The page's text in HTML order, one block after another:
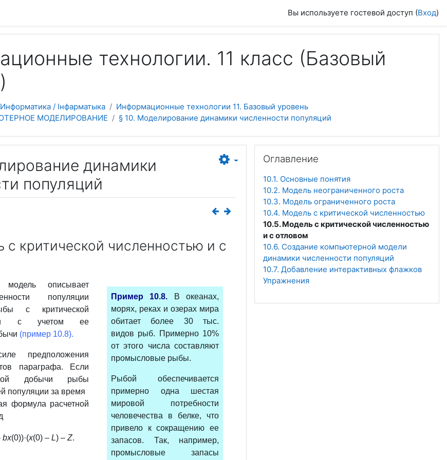
Вы используете гостевой доступ (Вход)
технологии. 11 класс (Базовый
Информатика / Інфарматыка
Информационные технологии 11. Базовый уровень
МОДЕЛИРОВАНИЕ
§ 10. Моделирование динамики численности популяций
динамики
популяций
с критической численностью и с
модель описывает
популяции
с критической
и с учетом ее
(пример 10.8).
предположения
параграфа. Если
добычи рыбы
популяции за время
формула расчетной
bx(0))·(x(0) – L) – Z.
Пример 10.8. В океанах,
морях, реках и озерах мира
обитает более 30 тыс.
видов рыб. Примерно 10%
от этого числа составляют
промысловые рыбы.
Рыбой обеспечивается
примерно одна шестая
мировой потребности
человечества в белке, что
привело к сокращению ее
запасов. Так, например,
промысловые запасы
Оглавление
10.1. Основные понятия
10.2. Модель неограниченного роста
10.3. Модель ограниченного роста
10.4. Модель с критической численностью
10.5. Модель с критической численностью
и с отловом
10.6. Создание компьютерной модели
динамики численности популяций
10.7. Добавление интерактивных флажков
Упражнения